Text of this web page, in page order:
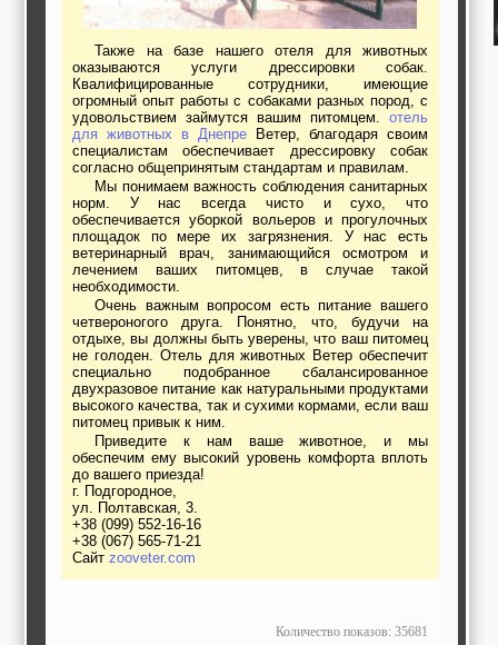
Также на базе нашего отеля для животных
оказываются услуги дрессировки собак.
Квалифицированные сотрудники, имеющие
огромный опыт работы с собаками разных пород, с
удовольствием займутся вашим питомцем. отель
для животных в Днепре Ветер, благодаря своим
специалистам обеспечивает дрессировку собак
согласно общепринятым стандартам и правилам.
Мы понимаем важность соблюдения санитарных
норм. У нас всегда чисто и сухо, что
обеспечивается уборкой вольеров и прогулочных
площадок по мере их загрязнения. У нас есть
ветеринарный врач, занимающийся осмотром и
лечением ваших питомцев, в случае такой
необходимости.
Очень важным вопросом есть питание вашего
четвероногого друга. Понятно, что, будучи на
отдыхе, вы должны быть уверены, что ваш питомец
не голоден. Отель для животных Ветер обеспечит
специально подобранное сбалансированное
двухразовое питание как натуральными продуктами
высокого качества, так и сухими кормами, если ваш
питомец привык к ним.
Приведите к нам ваше животное, и мы
обеспечим ему высокий уровень комфорта вплоть
до вашего приезда!
г. Подгородное,
ул. Полтавская, 3.
+38 (099) 552-16-16
+38 (067) 565-71-21
Сайт zooveter.com
Количество показов: 35681